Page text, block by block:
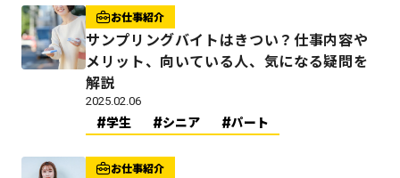
お仕事紹介
サンプリングバイトはきつい？仕事内容や
メリット、向いている人、気になる疑問を
解説
2025.02.06
学生 シニア パート
お仕事紹介